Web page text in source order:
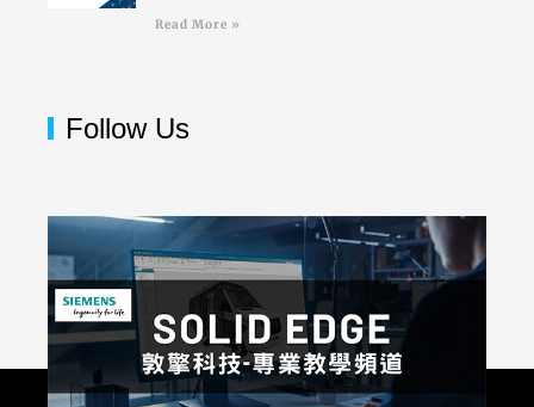
Read More »
Follow Us